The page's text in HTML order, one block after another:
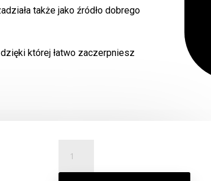
także jako źródło dobrego
której łatwo zaczerpniesz
Olejek
Do